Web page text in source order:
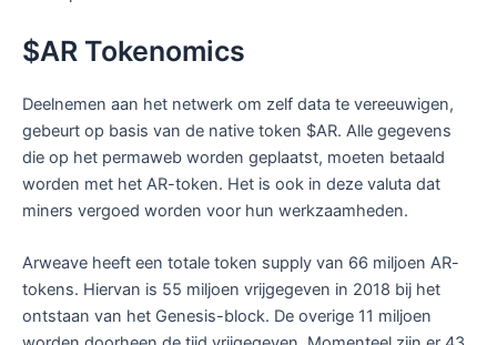
$AR Tokenomics
Deelnemen aan het netwerk om zelf data te vereeuwigen,
gebeurt op basis van de native token $AR. Alle gegevens
die op het permaweb worden geplaatst, moeten betaald
worden met het AR-token. Het is ook in deze valuta dat
miners vergoed worden voor hun werkzaamheden.
Arweave heeft een totale token supply van 66 miljoen AR-
tokens. Hiervan is 55 miljoen vrijgegeven in 2018 bij het
ontstaan van het Genesis-block. De overige 11 miljoen